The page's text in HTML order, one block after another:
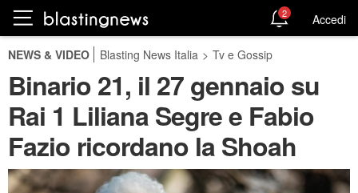
2 Accedi
NEWS & VIDEO Blasting News Italia > Tv e Gossip
Binario 21, il 27 gennaio su
Rai 1 Liliana Segre e Fabio
Fazio ricordano la Shoah